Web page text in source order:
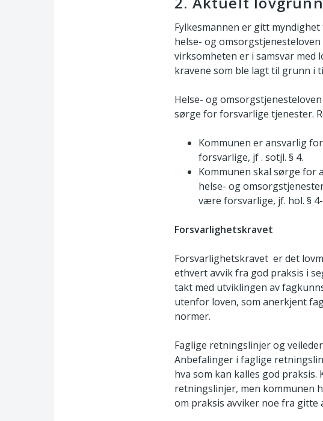
Fylkesmannen er gitt
helse- og
virksomheten er i samsvar
kravene som ble lagt til grunn i
Helse- og
sørge for forsvarlige tjenester.
Kommunen er ansvarlig
forsvarlige, jf . sotjl. § 4.
Kommunen skal sørge for
helse- og
være forsvarlige, jf. hol. §
Forsvarlighetskravet
Forsvarlighetskravet er det
ethvert avvik fra god praksis i
takt med utviklingen av
utenfor loven, som anerkjent
normer.
Faglige retningslinjer og
Anbefalinger i faglige
hva som kan kalles god
retningslinjer, men kommunen
om praksis avviker noe fra gitte